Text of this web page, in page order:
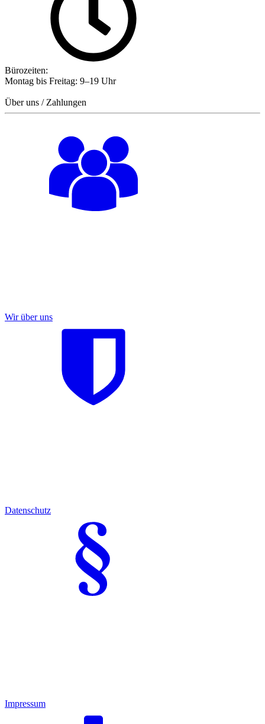
Bürozeiten:
Montag bis Freitag: 9–19 Uhr
Über uns / Zahlungen
Wir über uns
Datenschutz
Impressum